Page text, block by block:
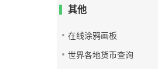
其他
在线涂鸦画板
世界各地货币查询